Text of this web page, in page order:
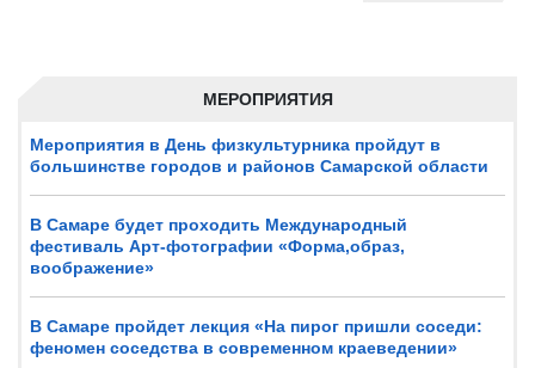
МЕРОПРИЯТИЯ
Мероприятия в День физкультурника пройдут в
большинстве городов и районов Самарской области
В Самаре будет проходить Международный
фестиваль Арт-фотографии «Форма,образ,
воображение»
В Самаре пройдет лекция «На пирог пришли соседи:
феномен соседства в современном краеведении»